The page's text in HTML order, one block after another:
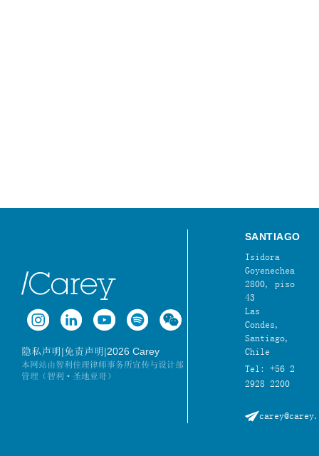
隐私声明|免责声明|2026 Carey
本网站由智利佳理律师事务所宣传与设计部
管理（智利·圣地亚哥）
SANTIAGO
Isidora
Goyenechea
2800, piso
43
Las
Condes,
Santiago,
Chile
Tel: +56 2
2928 2200